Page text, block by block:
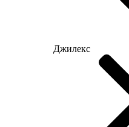
Джилекс